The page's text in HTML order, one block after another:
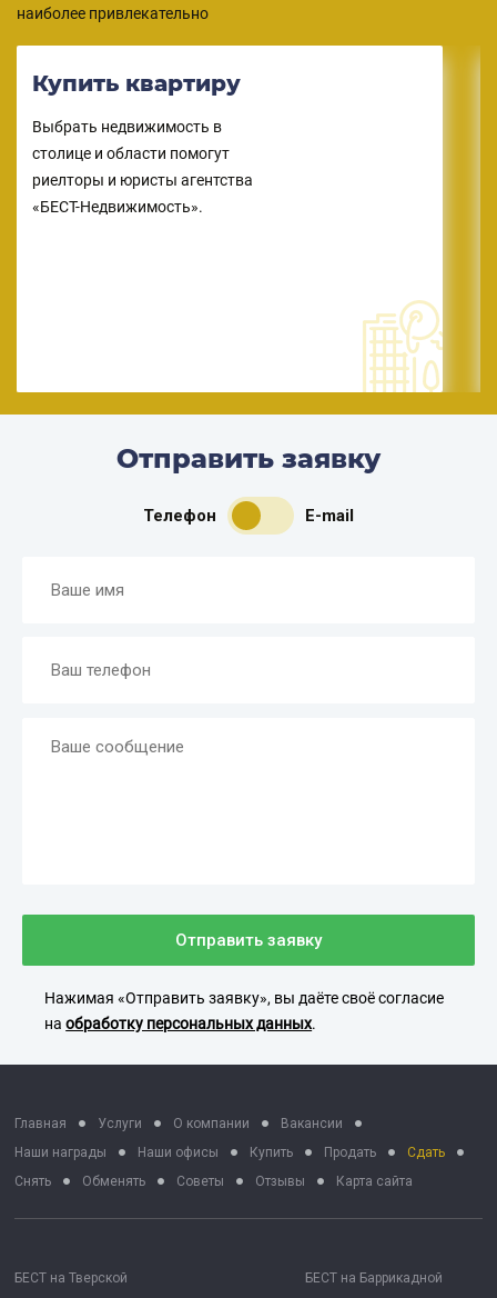
наиболее привлекательно
Обменять
Узнайте о способах обмена и
преимуществах работы с
агентом.
Отправить заявку
Телефон E-mail
Отправить заявку
Нажимая «Отправить заявку», вы даёте своё согласие
наобработку персональных данных.
Главная Услуги О компании
Вакансии
Наши награды
Наши офисы Купить Продать
Сдать
Снять
Обменять Советы Отзывы Карта сайта
БЕСТ на Тверской БЕСТ на Баррикадной